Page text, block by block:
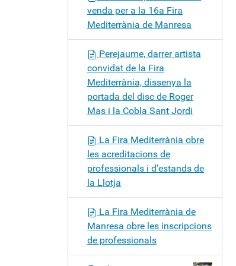
venda per a la 16a Fira
Mediterrània de Manresa
Perejaume, darrer artista
convidat de la Fira
Mediterrània, dissenya la
portada del disc de Roger
Mas i la Cobla Sant Jordi
La Fira Mediterrània obre
les acreditacions de
professionals i d’estands de
la Llotja
La Fira Mediterrània de
Manresa obre les inscripcions
de professionals